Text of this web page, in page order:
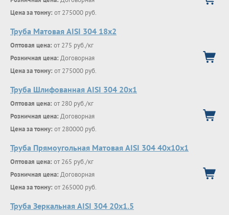
Цена за тонну: от 275000 руб.
Труба Матовая AISI 304 18х2
Оптовая цена: от 275 руб./кг
Розничная цена: Договорная
Цена за тонну: от 275000 руб.
Труба Шлифованная AISI 304 20х1
Оптовая цена: от 280 руб./кг
Розничная цена: Договорная
Цена за тонну: от 280000 руб.
Труба Прямоугольная Матовая AISI 304 40х10х1
Оптовая цена: от 265 руб./кг
Розничная цена: Договорная
Цена за тонну: от 265000 руб.
Труба Зеркальная AISI 304 20х1.5